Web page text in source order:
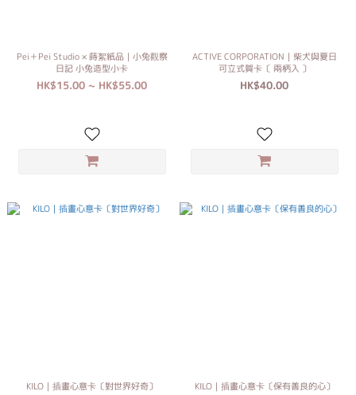
Pei＋Pei Studio × 蒔絮紙品｜小兔觀察
日記 小兔造型小卡
HK$15.00 ~ HK$55.00
ACTIVE CORPORATION｜柴犬與夏日
可立式賀卡〔 兩柄入 〕
HK$40.00
KILO｜插畫心意卡〔對世界好奇〕 KILO｜插畫心意卡〔保有善良的心〕